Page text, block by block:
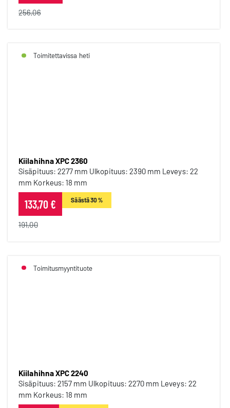
256,06
Toimitettavissa heti
Kiilahihna XPC 2360
Sisäpituus: 2277 mm Ulkopituus: 2390 mm Leveys: 22
mm Korkeus: 18 mm
133,70 € Säästä 30 %
191,00
Toimitusmyyntituote
Kiilahihna XPC 2240
Sisäpituus: 2157 mm Ulkopituus: 2270 mm Leveys: 22
mm Korkeus: 18 mm